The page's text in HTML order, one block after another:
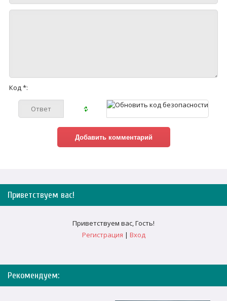
Код *:
Приветствуем вас!
Приветствуем вас,Гость!
Регистрация | Вход
Рекомендуем: